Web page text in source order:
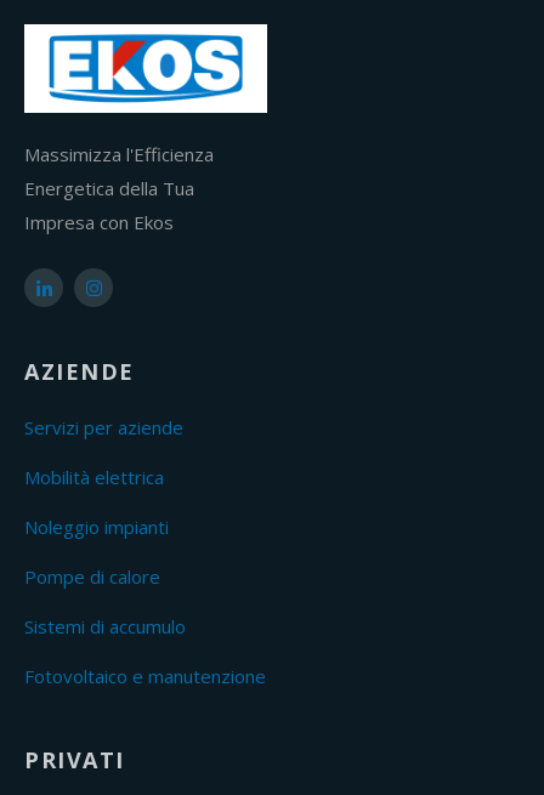
Massimizza l'Efficienza
Energetica della Tua
Impresa con Ekos
AZIENDE
Servizi per aziende
Mobilità elettrica
Noleggio impianti
Pompe di calore
Sistemi di accumulo
Fotovoltaico e manutenzione
PRIVATI